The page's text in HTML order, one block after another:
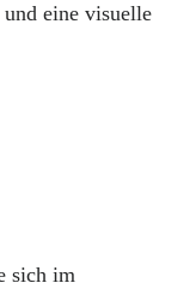
eine visuelle
sich im